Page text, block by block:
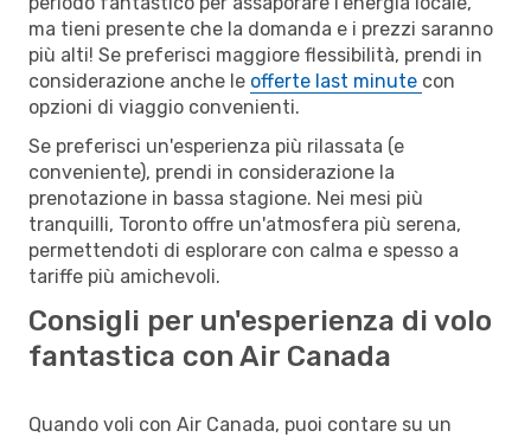
ma tieni presente che la domanda e i prezzi saranno
più alti! Se preferisci maggiore flessibilità, prendi in
considerazione anche le offerte last minute con
opzioni di viaggio convenienti.
Se preferisci un'esperienza più rilassata (e
conveniente), prendi in considerazione la
prenotazione in bassa stagione. Nei mesi più
tranquilli, Toronto offre un'atmosfera più serena,
permettendoti di esplorare con calma e spesso a
tariffe più amichevoli.
Consigli per un'esperienza di volo
fantastica con Air Canada
Quando voli con Air Canada, puoi contare su un